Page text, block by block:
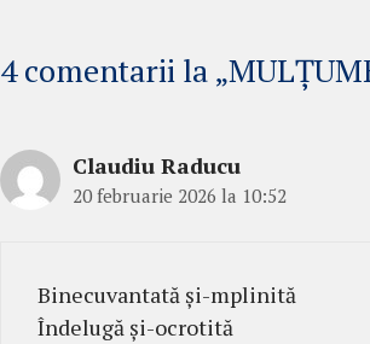
4 comentarii la
Claudiu Raducu
20 februarie 2026 la 10:52
Binecuvantată și-mplinită
Îndelugă și-ocrotită